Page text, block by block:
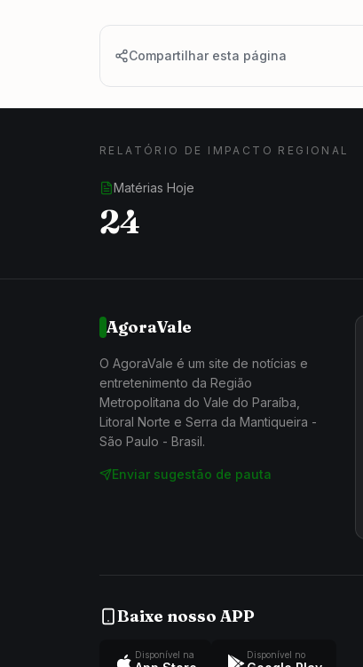
Compartilhar esta página
RELATÓRIO DE IMPACTO REGIONAL
Matérias Hoje
24
AgoraVale
O AgoraVale é um site de notícias e
entretenimento da Região
Metropolitana do Vale do Paraíba,
Litoral Norte e Serra da Mantiqueira -
São Paulo - Brasil.
Enviar sugestão de pauta
Baixe nosso APP
Disponível na Disponível no